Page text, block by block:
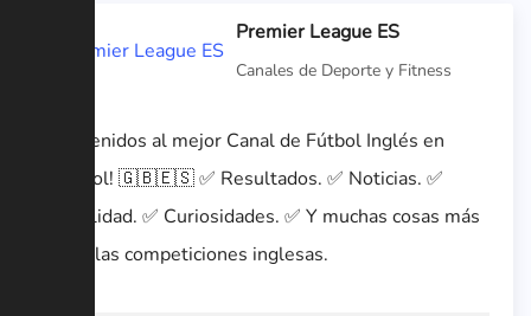
Premier League ES
Canales de Deporte y Fitness
Bienvenidos al mejor Canal de Fútbol Inglés en
español! 🇬🇧🇪🇸 ✅ Resultados. ✅ Noticias. ✅
Actualidad. ✅ Curiosidades. ✅ Y muchas cosas más
sobre las competiciones inglesas.